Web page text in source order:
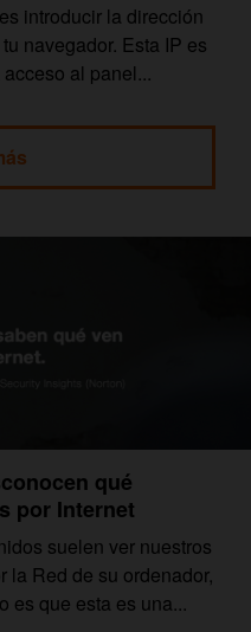
introducir la dirección
navegador. Esta IP es
al panel...
qué
por Internet
suelen ver nuestros
la Red de su ordenador,
es que esta es una...